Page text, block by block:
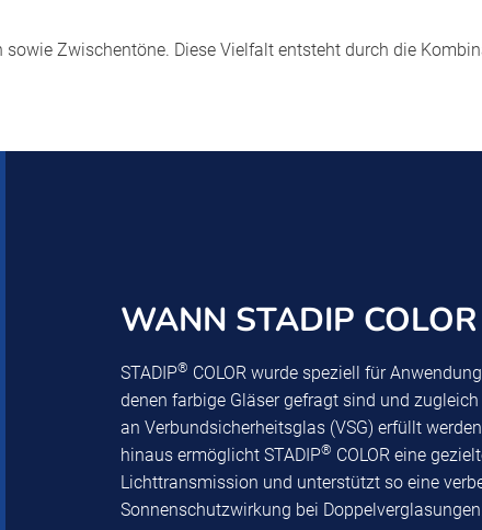
Zwischentöne. Diese Vielfalt entsteht durch die
WANN STADIP
STADIP® COLOR wurde speziell für
denen farbige Gläser gefragt sind und
an Verbundsicherheitsglas (VSG) erfüllt
hinaus ermöglicht STADIP® COLOR eine
Lichttransmission und unterstützt so eine
Sonnenschutzwirkung bei